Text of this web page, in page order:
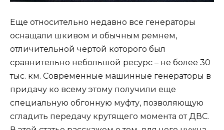
Еще относительно недавно все генераторы
оснащали шкивом и обычным ремнем,
отличительной чертой которого был
сравнительно небольшой ресурс – не более 30
тыс. км. Современные машинные генераторы в
придачу ко всему этому получили еще
специальную обгонную муфту, позволяющую
сгладить передачу крутящего момента от ДВС.